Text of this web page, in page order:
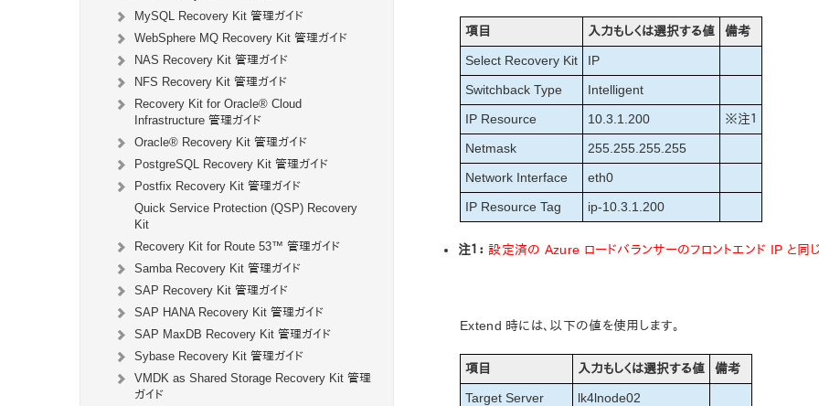
MySQL Recovery Kit 管理ガイド
WebSphere MQ Recovery Kit 管理ガイド
NAS Recovery Kit 管理ガイド
NFS Recovery Kit 管理ガイド
Recovery Kit for Oracle® Cloud
Infrastructure 管理ガイド
Oracle® Recovery Kit 管理ガイド
PostgreSQL Recovery Kit 管理ガイド
Postfix Recovery Kit 管理ガイド
Quick Service Protection (QSP) Recovery
Kit
Recovery Kit for Route 53™ 管理ガイド
Samba Recovery Kit 管理ガイド
SAP Recovery Kit 管理ガイド
SAP HANA Recovery Kit 管理ガイド
SAP MaxDB Recovery Kit 管理ガイド
Sybase Recovery Kit 管理ガイド
VMDK as Shared Storage Recovery Kit 管理
ガイド
項目 入力もしくは選択する値
備考
Select Recovery Kit
IP
Switchback Type
Intelligent
IP Resource
10.3.1.200
※注１
Netmask
255.255.255.255
Network Interface
eth0
IP Resource Tag
ip-10.3.1.200
注１： 設定済の Azure ロードバランサーのフロントエンド IP と同
Extend 時には、以下の値を使用します。
項目 入力もしくは選択する値
備考
Target Server
lk4lnode02